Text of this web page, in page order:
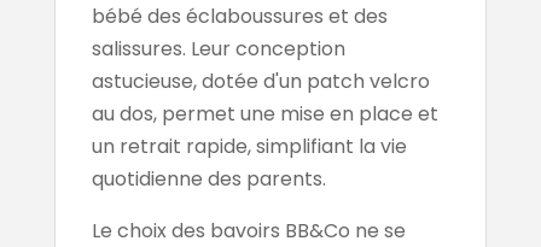
bébé des éclaboussures et des
salissures. Leur conception
astucieuse, dotée d'un patch velcro
au dos, permet une mise en place et
un retrait rapide, simplifiant la vie
quotidienne des parents.
Le choix des bavoirs BB&Co ne se